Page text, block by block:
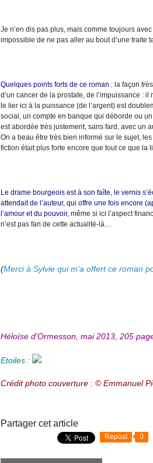
Je n’en dis pas plus, mais comme toujours
impossible de ne pas aller au bout d’une traite
Quelques points forts de ce roman : la façon
d’un cancer de la prostate, de l’impuissance :
le lier ici à la puissance (de l’argent) est
social, un compte en banque qui déborde ou
est abordée très justement, sans fard, avec un
On a beau être très bien informé sur le sujet,
fiction était plus forte encore que tout ce que la
Le drame bourgeois est à son faîte, le vernis
attendait de l’auteur, qui offre une fois encore
l’amour et du pouvoir, même si ici l’aspect
n’est pas fan de cette actualité-là…
(Merci à Sylvie qui m’a offert ce roman
Héloïse d’Ormesson, mai 2013, 205
Etoiles :
Crédit photo couverture : © Emmanuel
Partager cet article
Repost 0